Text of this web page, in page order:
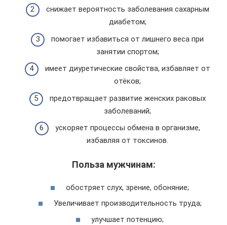
снижает вероятность заболевания сахарным
диабетом;
помогает избавиться от лишнего веса при
занятии спортом;
имеет диуретические свойства, избавляет от
отёков;
предотвращает развитие женских раковых
заболеваний;
ускоряет процессы обмена в организме,
избавляя от токсинов.
Польза мужчинам:
обостряет слух, зрение, обоняние;
Увеличивает производительность труда;
улучшает потенцию;